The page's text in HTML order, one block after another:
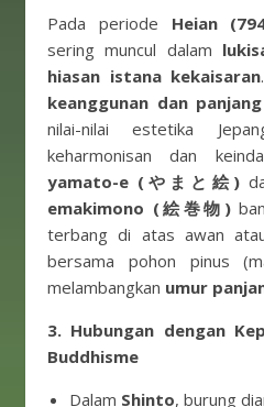
Pada periode Heian
sering muncul dalam
hiasan istana kekaisaran
keanggunan dan
nilai-nilai estetika
keharmonisan dan
yamato-e (やまと絵)
emakimono (絵巻物)
terbang di atas awan
bersama pohon pinus
melambangkan umur
3. Hubungan dengan
Buddhisme
Dalam Shinto, burung